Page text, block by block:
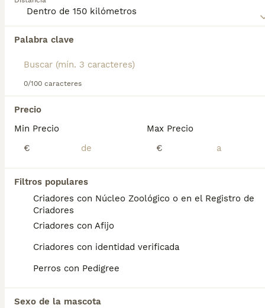
Palabra clave
0/100 caracteres
Precio
Min Precio
€
Max Precio
€
Filtros populares
Criadores con Núcleo Zoológico o en el Registro de
Criadores
Criadores con Afijo
Criadores con identidad verificada
Perros con Pedigree
Sexo de la mascota
compra de Braco Italiano para obtener información sobre
Encontramos 0 Braco Italiano Perros en
Si deseas exactamente esta búsqueda guarda tu
búsqueda y espera el resultado perfecto:
Preguntas frecuentes
¿Cuánto cuesta un cachorro
de Braco Italiano?
El coste medio de un cachorro de Braco
Italiano en España es de aproximadamente
433€, aunque los precios pueden variar
según factores como el pedigrí, la